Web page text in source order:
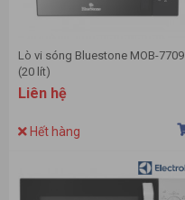
Lò vi sóng Bluestone MOB-7709
(20 lít)
Liên hệ
Hết hàng